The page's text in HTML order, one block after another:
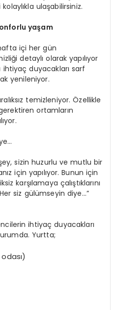
ulaşabilirsiniz.
yaşam
içi her gün
detaylı olarak yapılıyor
duyacakları sarf
yenileniyor.
temizleniyor. Özellikle
ortamların
sizin huzurlu ve mutlu bir
için yapılıyor. Bunun için
karşılamaya çalıştıklarını
siz gülümseyin diye…”
ihtiyaç duyacakları
Yurtta;